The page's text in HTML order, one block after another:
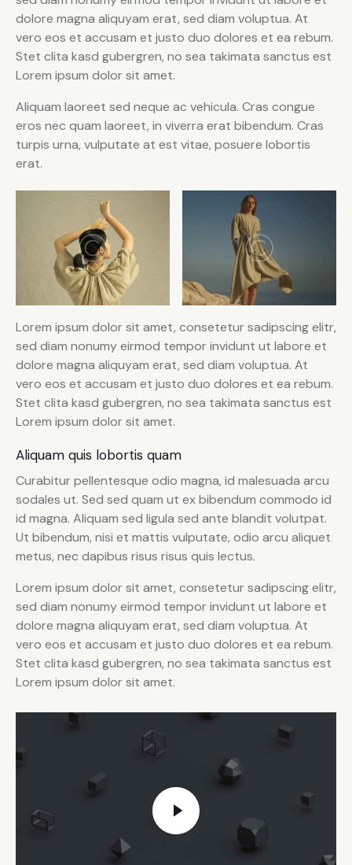
dolore magna aliquyam erat, sed diam voluptua. At
vero eos et accusam et justo duo dolores et ea rebum.
Stet clita kasd gubergren, no sea takimata sanctus est
Lorem ipsum dolor sit amet.
Aliquam laoreet sed neque ac vehicula. Cras congue
eros nec quam laoreet, in viverra erat bibendum. Cras
turpis urna, vulputate at est vitae, posuere lobortis
erat.
Lorem ipsum dolor sit amet, consetetur sadipscing elitr,
sed diam nonumy eirmod tempor invidunt ut labore et
dolore magna aliquyam erat, sed diam voluptua. At
vero eos et accusam et justo duo dolores et ea rebum.
Stet clita kasd gubergren, no sea takimata sanctus est
Lorem ipsum dolor sit amet.
Aliquam quis lobortis quam
Curabitur pellentesque odio magna, id malesuada arcu
sodales ut. Sed sed quam ut ex bibendum commodo id
id magna. Aliquam sed ligula sed ante blandit volutpat.
Ut bibendum, nisi et mattis vulputate, odio arcu aliquet
metus, nec dapibus risus risus quis lectus.
Lorem ipsum dolor sit amet, consetetur sadipscing elitr,
sed diam nonumy eirmod tempor invidunt ut labore et
dolore magna aliquyam erat, sed diam voluptua. At
vero eos et accusam et justo duo dolores et ea rebum.
Stet clita kasd gubergren, no sea takimata sanctus est
Lorem ipsum dolor sit amet.